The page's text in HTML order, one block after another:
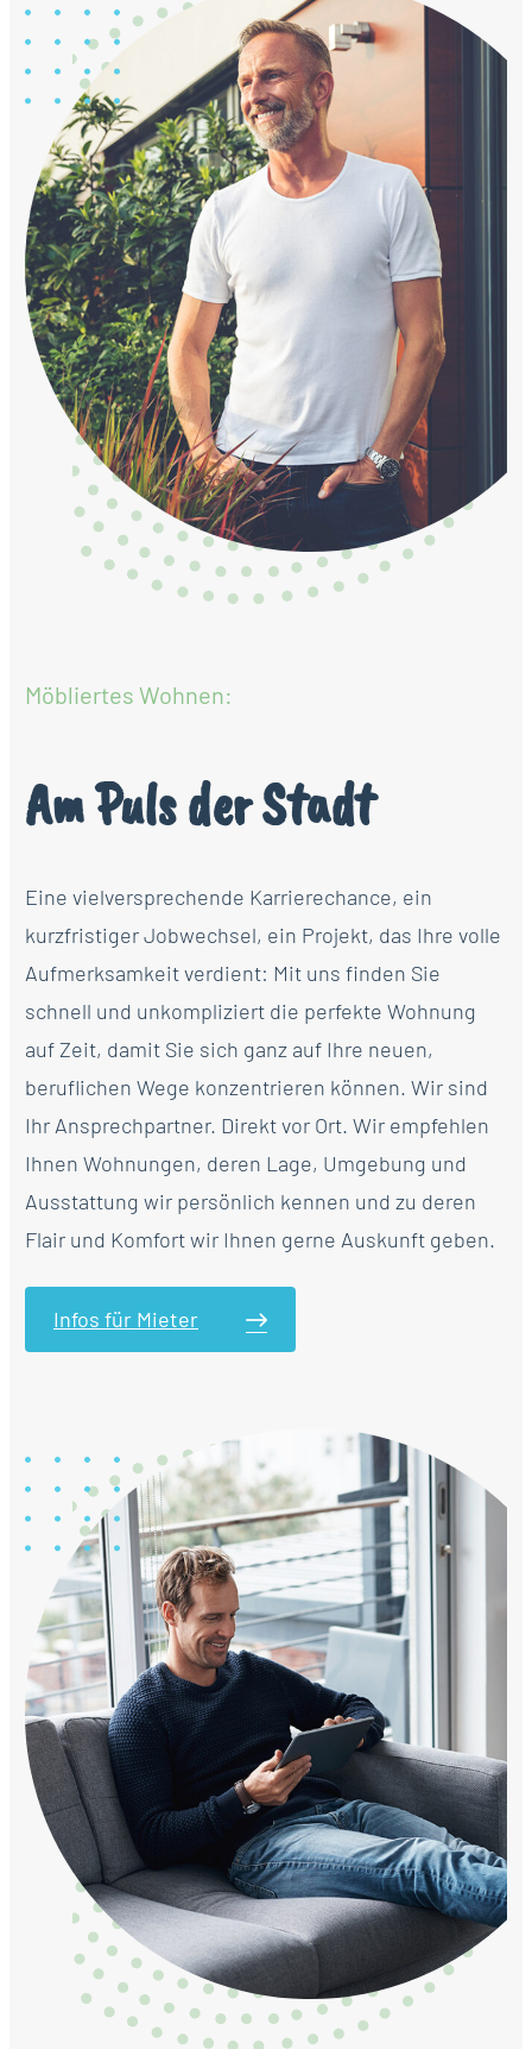
Am Puls der Stadt
Möbliertes Wohnen:
Eine vielversprechende Karrierechance, ein
kurzfristiger Jobwechsel, ein Projekt, das Ihre volle
Aufmerksamkeit verdient: Mit uns finden Sie
schnell und unkompliziert die perfekte Wohnung
auf Zeit, damit Sie sich ganz auf Ihre neuen,
beruflichen Wege konzentrieren können. Wir sind
Ihr Ansprechpartner. Direkt vor Ort. Wir empfehlen
Ihnen Wohnungen, deren Lage, Umgebung und
Ausstattung wir persönlich kennen und zu deren
Flair und Komfort wir Ihnen gerne Auskunft geben.
Infos für Mieter